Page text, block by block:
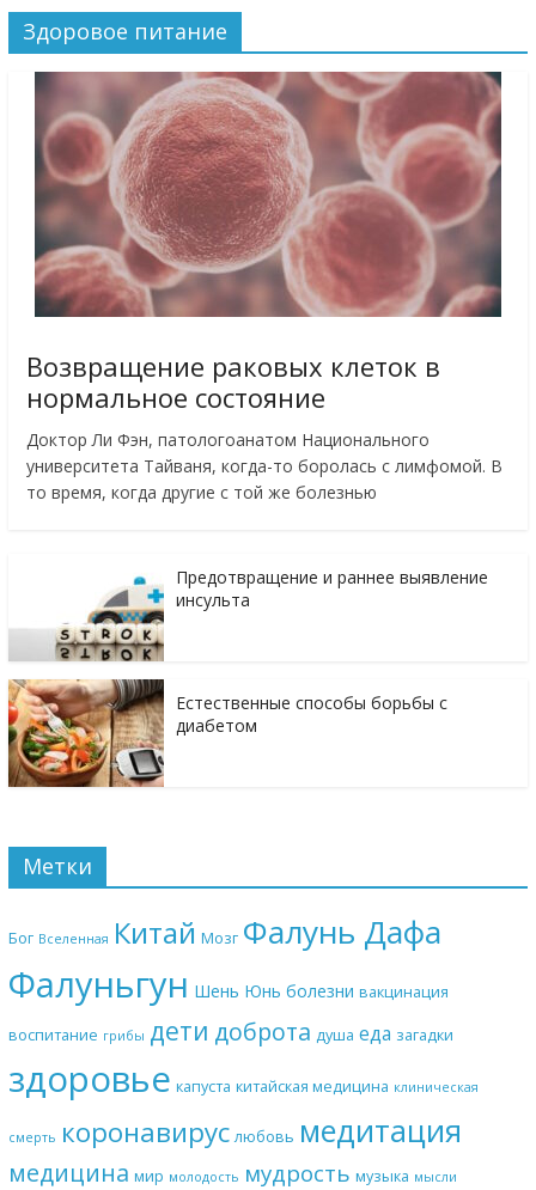
Здоровое питание
Возвращение раковых клеток в
нормальное состояние
Доктор Ли Фэн, патологоанатом Национального
университета Тайваня, когда-то боролась с лимфомой. В
то время, когда другие с той же болезнью
Предотвращение и раннее выявление
инсульта
Естественные способы борьбы с
диабетом
Метки
Бог Вселенная Китай Мозг Фалунь Дафа
Фалуньгун Шень Юнь болезни вакцинация
воспитание грибы дети доброта душа еда загадки
здоровье капуста китайская медицина клиническая
смерть коронавирус любовь медитация
медицина мир молодость мудрость музыка мысли